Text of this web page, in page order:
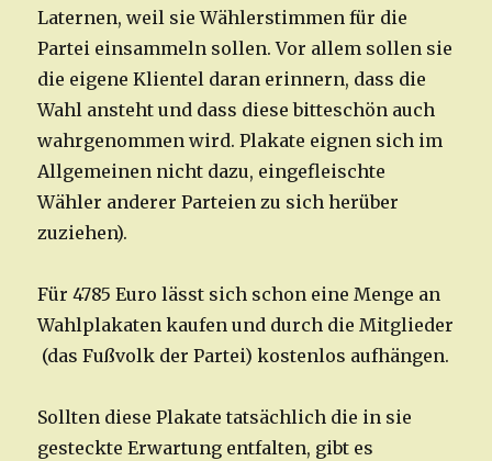
Laternen, weil sie Wählerstimmen für die
Partei einsammeln sollen. Vor allem sollen sie
die eigene Klientel daran erinnern, dass die
Wahl ansteht und dass diese bitteschön auch
wahrgenommen wird. Plakate eignen sich im
Allgemeinen nicht dazu, eingefleischte
Wähler anderer Parteien zu sich herüber
zuziehen).
Für 4785 Euro lässt sich schon eine Menge an
Wahlplakaten kaufen und durch die Mitglieder
(das Fußvolk der Partei) kostenlos aufhängen.
Sollten diese Plakate tatsächlich die in sie
gesteckte Erwartung entfalten, gibt es